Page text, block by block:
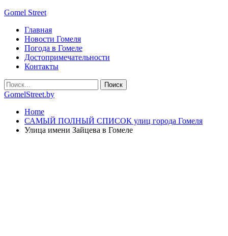
Gomel Street
Главная
Новости Гомеля
Погода в Гомеле
Достопримечательности
Контакты
GomelStreet.by
Home
САМЫЙ ПОЛНЫЙ СПИСОК улиц города Гомеля
Улица имени Зайцева в Гомеле